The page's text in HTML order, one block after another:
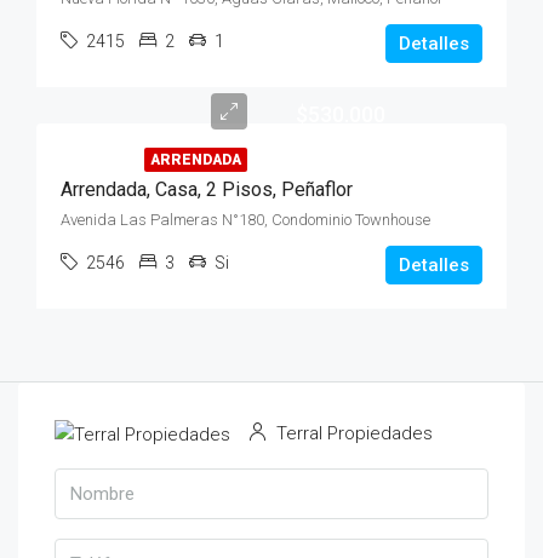
2415 2 1 Detalles
ARRENDADA
Arrendada, Casa, 2 Pisos, Peñaflor
Avenida Las Palmeras N°180, Condominio Townhouse
2546 3 Si Detalles
Terral Propiedades